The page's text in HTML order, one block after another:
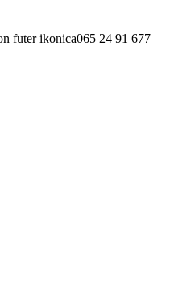
065 24 91 677